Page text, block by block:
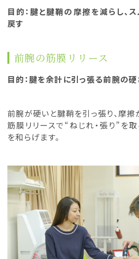
目的：腱と腱鞘の摩擦を減らし、
戻す
前腕の筋膜リリース
目的：腱を余計に引っ張る前腕の
前腕が硬いと腱鞘を引っ張り、摩擦
筋膜リリースで“ねじれ・張り”を
を和らげます。